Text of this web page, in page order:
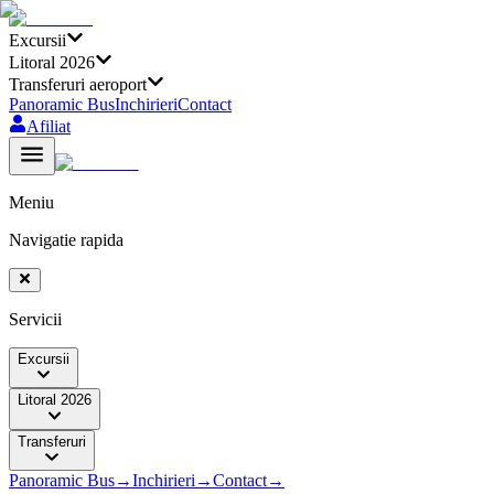
Excursii
Litoral 2026
Transferuri aeroport
Panoramic BusInchirieriContact
Afiliat
Meniu
Navigatie rapida
Servicii
Excursii
Litoral 2026
Transferuri
Panoramic Bus→Inchirieri →Contact→